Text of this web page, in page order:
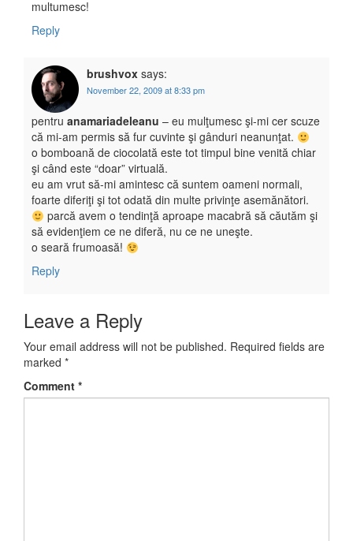
multumesc!
Reply
brushvox says:
November 22, 2009 at 8:33 pm
pentru anamariadeleanu – eu mulţumesc şi-mi cer scuze
că mi-am permis să fur cuvinte şi gânduri neanunţat.
o bomboană de ciocolată este tot timpul bine venită chiar
şi când este “doar” virtuală.
eu am vrut să-mi amintesc că suntem oameni normali,
foarte diferiţi şi tot odată din multe privinţe asemănători.
parcă avem o tendinţă aproape macabră să căutăm şi
să evidenţiem ce ne diferă, nu ce ne uneşte.
o seară frumoasă!
Reply
Leave a Reply
Your email address will not be published. Required fields are
marked *
Comment *